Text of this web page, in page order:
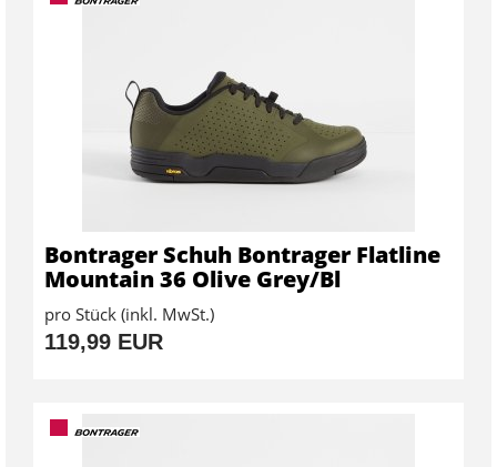
Bontrager Schuh Bontrager Flatline
Mountain 36 Olive Grey/Bl
pro Stück (inkl. MwSt.)
119,99 EUR